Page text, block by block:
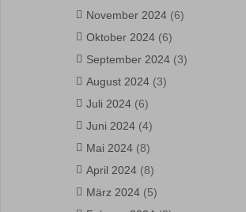
November 2024 (6)
Oktober 2024 (6)
September 2024 (3)
August 2024 (3)
Juli 2024 (6)
Juni 2024 (4)
Mai 2024 (8)
April 2024 (8)
März 2024 (5)